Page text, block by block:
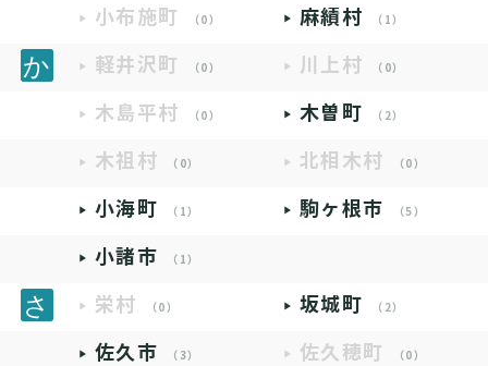
小布施町 （0） 麻績村 （1）
軽井沢町 （0） 川上村 （0）
木島平村 （0） 木曽町 （2）
木祖村 （0） 北相木村 （0）
小海町 （1） 駒ヶ根市 （5）
小諸市 （1）
栄村 （0） 坂城町 （2）
佐久市 （3） 佐久穂町 （0）